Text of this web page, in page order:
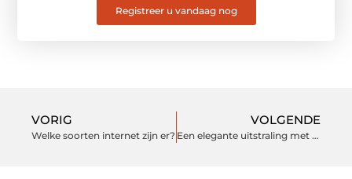
Registreer u vandaag nog
VORIG
Welke soorten internet zijn er?
VOLGENDE
Een elegante uitstraling met Magnanni schoenen